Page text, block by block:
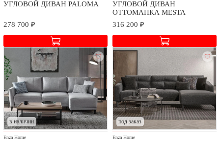
УГЛОВОЙ ДИВАН PALOMA
278 700 ₽
УГЛОВОЙ ДИВАН
ОТТОМАНКА MESTA
316 200 ₽
в наличии
Enza Home
под заказ
Enza Home